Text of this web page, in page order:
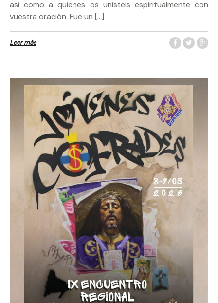
así como a quienes os unisteis espiritualmente con
vuestra oración. Fue un […]
Leer más